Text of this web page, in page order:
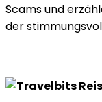
Scams und
der